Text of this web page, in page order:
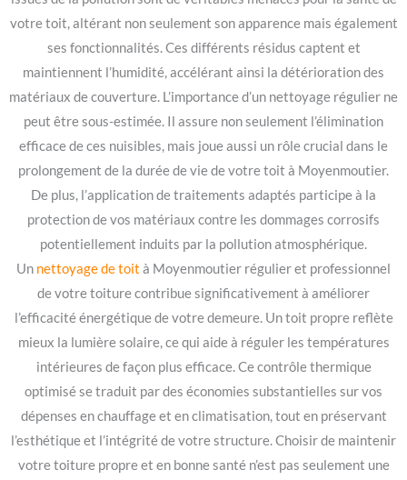
votre toit, altérant non seulement son apparence mais également
ses fonctionnalités. Ces différents résidus captent et
maintiennent l’humidité, accélérant ainsi la détérioration des
matériaux de couverture. L’importance d’un nettoyage régulier ne
peut être sous-estimée. Il assure non seulement l’élimination
efficace de ces nuisibles, mais joue aussi un rôle crucial dans le
prolongement de la durée de vie de votre toit à Moyenmoutier.
De plus, l’application de traitements adaptés participe à la
protection de vos matériaux contre les dommages corrosifs
potentiellement induits par la pollution atmosphérique.
Un nettoyage de toit à Moyenmoutier régulier et professionnel
de votre toiture contribue significativement à améliorer
l’efficacité énergétique de votre demeure. Un toit propre reflète
mieux la lumière solaire, ce qui aide à réguler les températures
intérieures de façon plus efficace. Ce contrôle thermique
optimisé se traduit par des économies substantielles sur vos
dépenses en chauffage et en climatisation, tout en préservant
l’esthétique et l’intégrité de votre structure. Choisir de maintenir
votre toiture propre et en bonne santé n’est pas seulement une